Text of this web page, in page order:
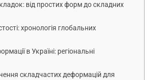
від простих форм до складних
хронологія глобальних
в Україні: регіональні
складчастих деформацій для